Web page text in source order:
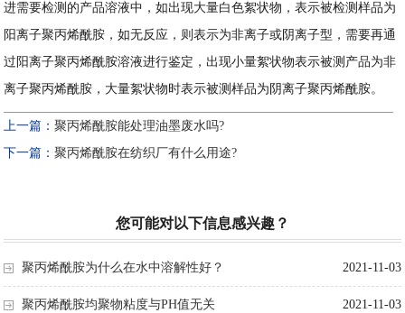
进需要检测的产品溶液中，如出现大量白色絮状物，表示被检测样品为
阳离子聚丙烯酰胺，如无反应，则表示为非离子或阴离子型，需要再通
过阳离子聚丙烯酰胺溶液进行鉴定，出现小量絮状物表示被测产品为非
离子聚丙烯酰胺，大量絮状物时表示被测样品为阴离子聚丙烯酰胺。
上一篇：聚丙烯酰胺能处理油墨废水吗?
下一篇：聚丙烯酰胺在纺织厂有什么用途?
您可能对以下信息感兴趣？
2021-11-03
聚丙烯酰胺为什么在水中溶解性好？
2021-11-03
聚丙烯酰胺均聚物粘度与PH值无关